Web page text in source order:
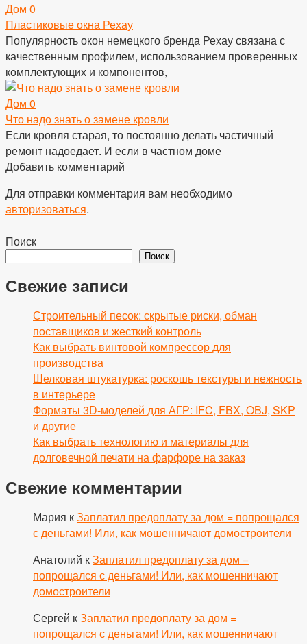
Дом 0
Пластиковые окна Рехау
Популярность окон немецкого бренда Рехау связана с
качественным профилем, использованием проверенных
комплектующих и компонентов,
Дом 0
Что надо знать о замене кровли
Если кровля старая, то постоянно делать частичный
ремонт надоедает. И если в частном доме
Добавить комментарий
Для отправки комментария вам необходимо
авторизоваться.
Поиск
Поиск
Свежие записи
Строительный песок: скрытые риски, обман
поставщиков и жесткий контроль
Как выбрать винтовой компрессор для
производства
Шелковая штукатурка: роскошь текстуры и нежность
в интерьере
Форматы 3D-моделей для АГР: IFC, FBX, OBJ, SKP
и другие
Как выбрать технологию и материалы для
долговечной печати на фарфоре на заказ
Свежие комментарии
Мария кЗаплатил предоплату за дом = попрощался
с деньгами! Или, как мошенничают домостроители
Анатолий кЗаплатил предоплату за дом =
попрощался с деньгами! Или, как мошенничают
домостроители
Сергей кЗаплатил предоплату за дом =
попрощался с деньгами! Или, как мошенничают